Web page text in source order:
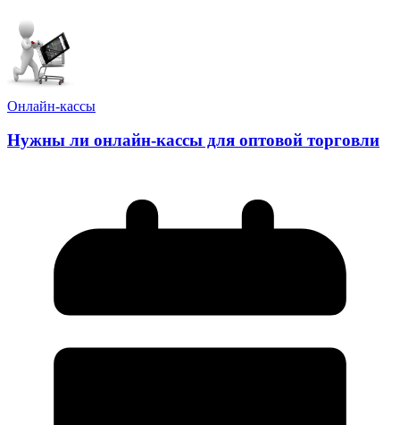
Онлайн-кассы
Нужны ли онлайн-кассы для оптовой торговли